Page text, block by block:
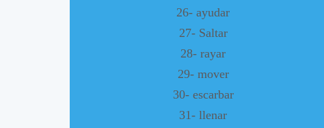
26- ayudar
27- Saltar
28- rayar
29- mover
30- escarbar
31- llenar